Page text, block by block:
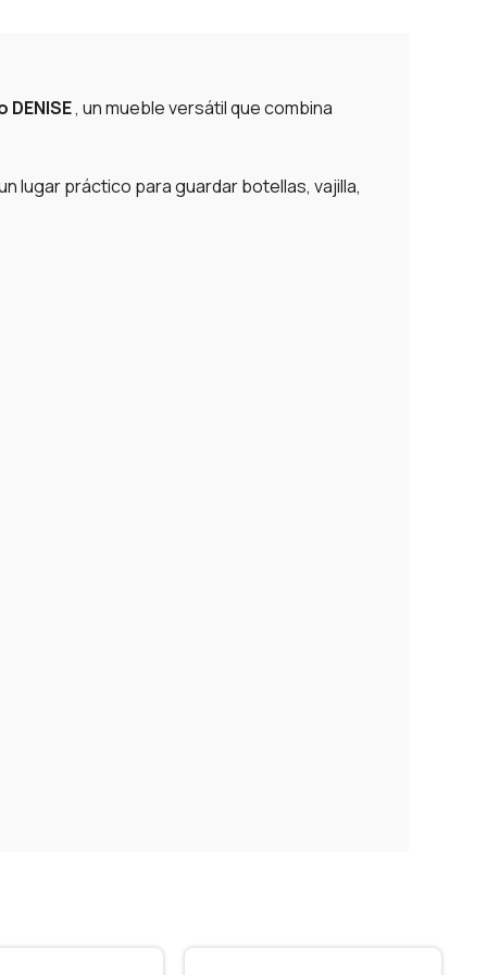
, un mueble versátil que combina
lugar práctico para guardar botellas, vajilla,